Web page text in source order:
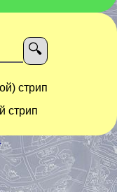
стрип
стрип